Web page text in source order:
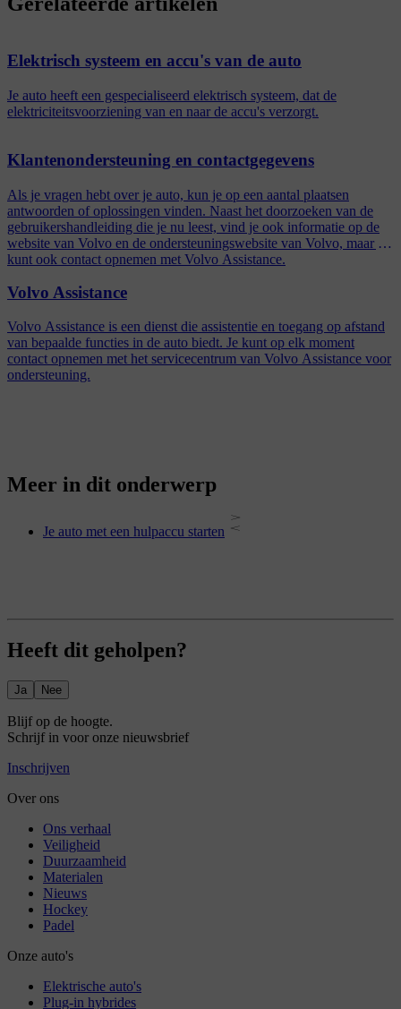
Elektrisch systeem en accu's van de auto
Je auto heeft een gespecialiseerd elektrisch systeem, dat de
elektriciteitsvoorziening van en naar de accu's verzorgt.
Klantenondersteuning en contactgegevens
Als je vragen hebt over je auto, kun je op een aantal plaatsen
antwoorden of oplossingen vinden. Naast het doorzoeken van de
gebruikershandleiding die je nu leest, vind je ook informatie op de
website van Volvo en de ondersteuningswebsite van Volvo, maar je
kunt ook contact opnemen met Volvo Assistance.
Volvo Assistance
Volvo Assistance is een dienst die assistentie en toegang op afstand
van bepaalde functies in de auto biedt. Je kunt op elk moment
contact opnemen met het servicecentrum van Volvo Assistance voor
ondersteuning.
Meer in dit onderwerp
Je auto met een hulpaccu starten
Heeft dit geholpen?
Ja Nee